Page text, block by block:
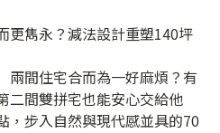
更雋永？減法設計重塑140坪
兩間住宅合而為一好麻煩？有
二間雙拼宅也能安心交給他
，步入自然與現代感並具的70